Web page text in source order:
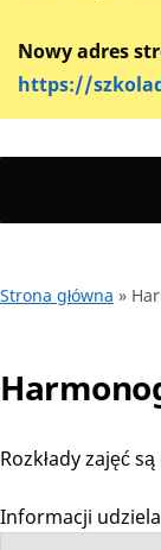
Nowy adres
https://
Strona główna »
Rozkłady zajęć
Informacji